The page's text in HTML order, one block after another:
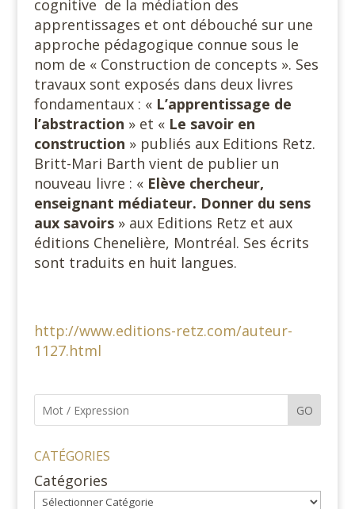
cognitive de la médiation des
apprentissages et ont débouché sur une
approche pédagogique connue sous le
nom de « Construction de concepts ». Ses
travaux sont exposés dans deux livres
fondamentaux : « L’apprentissage de
l’abstraction » et « Le savoir en
construction » publiés aux Editions Retz.
Britt-Mari Barth vient de publier un
nouveau livre : « Elève chercheur,
enseignant médiateur. Donner du sens
aux savoirs» aux Editions Retz et aux
éditions Chenelière, Montréal. Ses écrits
sont traduits en huit langues.
http://www.editions-retz.com/auteur-
1127.html
GO
CATÉGORIES
Catégories